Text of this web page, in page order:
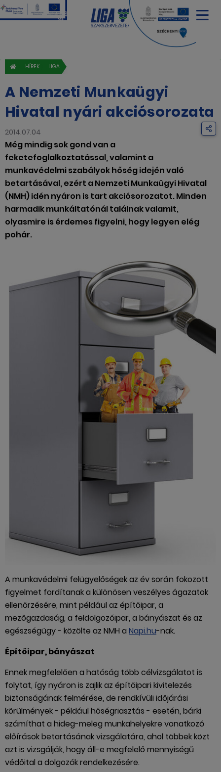
HÍREK LIGA
A Nemzeti Munkaügyi
Hivatal nyári akciósorozata
2014.07.04
Még mindig sok gond van a
feketefoglalkoztatással, valamint a
munkavédelmi szabályok hőség idején való
betartásával, ezért a Nemzeti Munkaügyi Hivatal
(NMH) idén nyáron is tart akciósorozatot. Minden
harmadik munkáltatónál találnak valamit,
olyasmire is érdemes figyelni, hogy legyen elég
pohár.
A munkavédelmi felügyelőségek az év során fokozott
figyelmet fordítanak a különösen veszélyes ágazatok
ellenőrzésére, mint például az építőipar, a
mezőgazdaság, a feldolgozóipar, a bányászat és az
egészségügy - közölte az NMH a Napi.hu-nak.
Építőipar, bányászat
Ennek megfelelően a hatóság több célvizsgálatot is
folytat, így nyáron is zajlik az építőipari kivitelezés
biztonságának felmérése, de rendkívüli időjárási
körülmények - például hőségriasztás - esetén, bárki
számíthat a hideg-meleg munkahelyekre vonatkozó
előírások betartásának vizsgálatára, ahol többek közt
azt is vizsgálják, hogy áll-e megfelelő mennyiségű
védőital a dolgozók rendelkezésére.